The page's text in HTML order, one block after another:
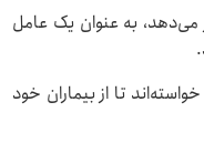
تحت تأثیر قرار می‌دهد، به عنوان یک عامل
تا از بیماران خود